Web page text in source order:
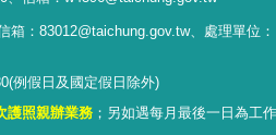
箱：83012@taichung.gov.tw、處理單位：
例假日及國定假日除外)
護照親辦業務 ； 另如遇每月最後一日為工作